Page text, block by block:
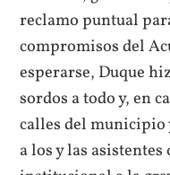
reclamo puntual
compromisos del
esperarse, Duque
sordos a todo y, en
calles del
a los y las